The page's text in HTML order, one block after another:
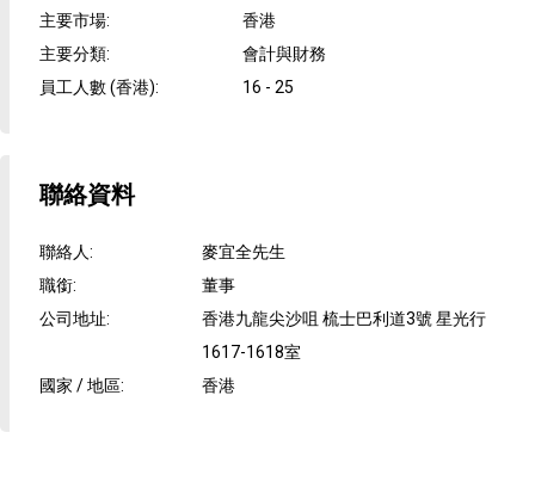
主要市場:
香港
主要分類:
會計與財務
員工人數 (香港): 16 - 25
聯絡資料
聯絡人:
麥宜全先生
職銜:
董事
公司地址:
香港九龍尖沙咀 梳士巴利道3號 星光行
1617-1618室
國家 / 地區: 香港